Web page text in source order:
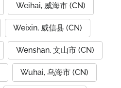
Weihai, 威海市 (CN)
Weixin, 威信县 (CN)
Wenshan, 文山市 (CN)
Wuhai, 乌海市 (CN)